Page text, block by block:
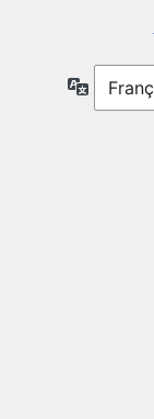
Langue